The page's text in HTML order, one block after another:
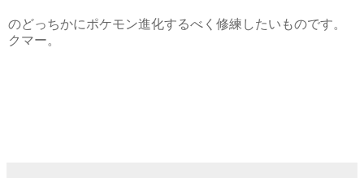
のどっちかにポケモン進化するべく修練したいものです。
クマー。